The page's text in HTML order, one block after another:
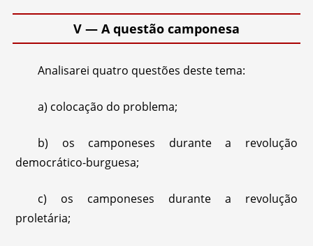
V — A questão camponesa
Analisarei quatro questões deste tema:
a) colocação do problema;
b) os camponeses durante a revolução
democrático-burguesa;
c) os camponeses durante a revolução
proletária;